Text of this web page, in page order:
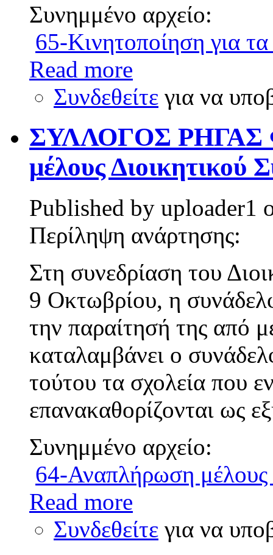
Συνημμένο αρχείο:
65-Κινητοποίηση για
Read more
Συνδεθείτε για να
ΣΥΛΛΟΓΟΣ ΡΗΓΑΣ
μέλους Διοικητικού
Published by uploader1
Περίληψη ανάρτησης:
Στη συνεδρίαση του
9 Οκτωβρίου, η
την παραίτησή της από
καταλαμβάνει ο
τούτου τα σχολεία που
επανακαθορίζονται ως
Συνημμένο αρχείο:
64-Αναπλήρωση
Read more
Συνδεθείτε για να